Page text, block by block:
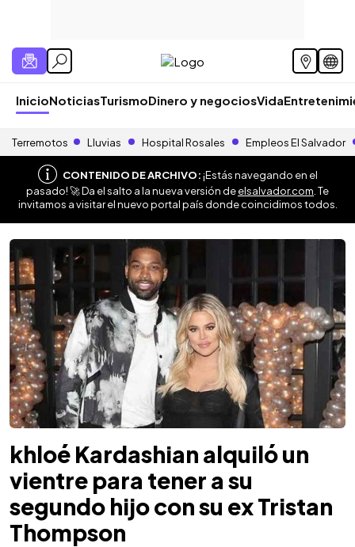
InicioNoticiasTurismoDinero y negociosVida
Terremotos Lluvias Hospital Rosales Empleos El Salvador
CONTENIDO DE ARCHIVO:¡Estás navegando en el
pasado! 🚀 Da el salto a la nueva versión deelsalvador.com . Te
invitamos a visitar el nuevo portal país donde coincidimos todos.
khloé Kardashian alquiló un
vientre para tener a su
segundo hijo con su ex Tristan
Thompson